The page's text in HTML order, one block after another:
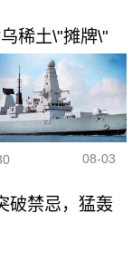
稀土\"摊牌\"
08-03
破禁忌，猛轰